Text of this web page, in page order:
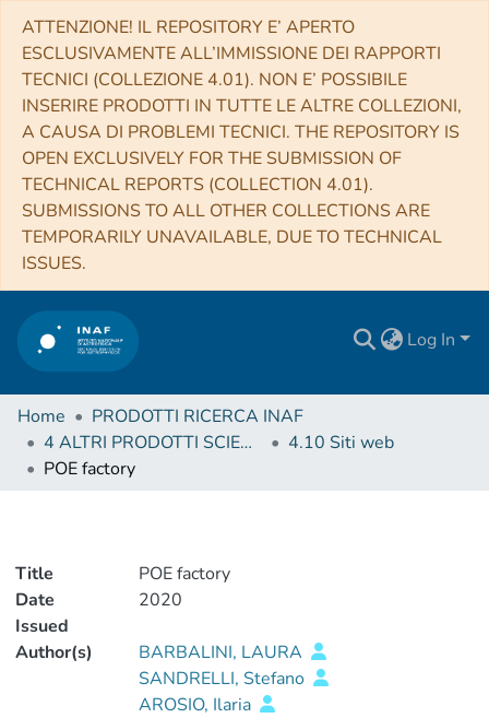
ATTENZIONE! IL REPOSITORY E’ APERTO
ESCLUSIVAMENTE ALL’IMMISSIONE DEI RAPPORTI
TECNICI (COLLEZIONE 4.01). NON E’ POSSIBILE
INSERIRE PRODOTTI IN TUTTE LE ALTRE COLLEZIONI,
A CAUSA DI PROBLEMI TECNICI. THE REPOSITORY IS
OPEN EXCLUSIVELY FOR THE SUBMISSION OF
TECHNICAL REPORTS (COLLECTION 4.01).
SUBMISSIONS TO ALL OTHER COLLECTIONS ARE
TEMPORARILY UNAVAILABLE, DUE TO TECHNICAL
ISSUES.
Log In
Home
PRODOTTI RICERCA INAF
4 ALTRI PRODOTTI SCIENTIFICI (Other scientific products)
4.10 Siti web
POE factory
Title
POE factory
Date
Issued
2020
Author(s)
BARBALINI, LAURA
SANDRELLI, Stefano
AROSIO, Ilaria